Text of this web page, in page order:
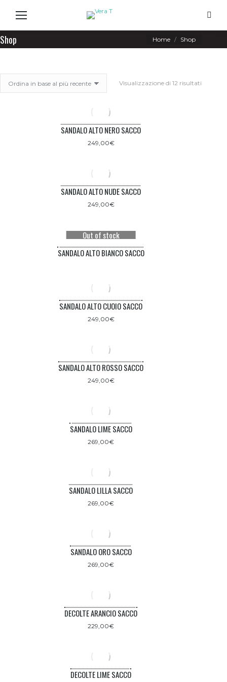
Search:
Shop You are here:
Home Shop
Visualizzazione di 12 risultati
SANDALO ALTO NERO SACCO
249,00€
SANDALO ALTO NUDE SACCO
249,00€
Out of stock
SANDALO ALTO BIANCO SACCO
SANDALO ALTO CUOIO SACCO
249,00€
SANDALO ALTO ROSSO SACCO
249,00€
SANDALO LIME SACCO
269,00€
SANDALO LILLA SACCO
269,00€
SANDALO ORO SACCO
269,00€
DECOLTE ARANCIO SACCO
229,00€
DECOLTE LIME SACCO